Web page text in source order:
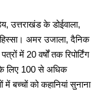
उत्तराखंड के डोईवाला,
अमर उजाला, दैनिक
में 20 वर्षों तक रिपोर्टिंग
लिए 100 से अधिक
बच्चों को कहानियां सुनाना